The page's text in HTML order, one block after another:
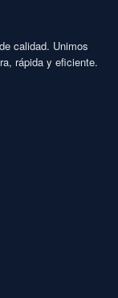
calidad. Unimos
rápida y eficiente.